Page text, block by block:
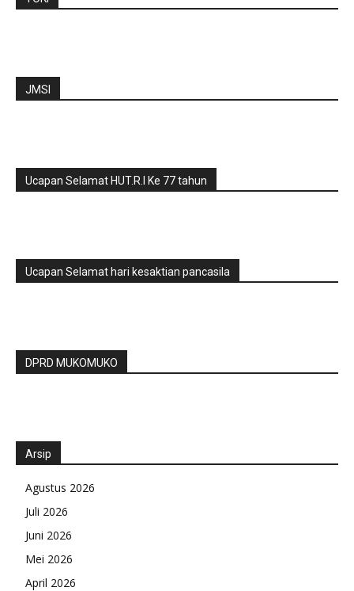
JMSI
Ucapan Selamat HUT.R.I Ke 77 tahun
Ucapan Selamat hari kesaktian pancasila
DPRD MUKOMUKO
Arsip
Agustus 2026
Juli 2026
Juni 2026
Mei 2026
April 2026